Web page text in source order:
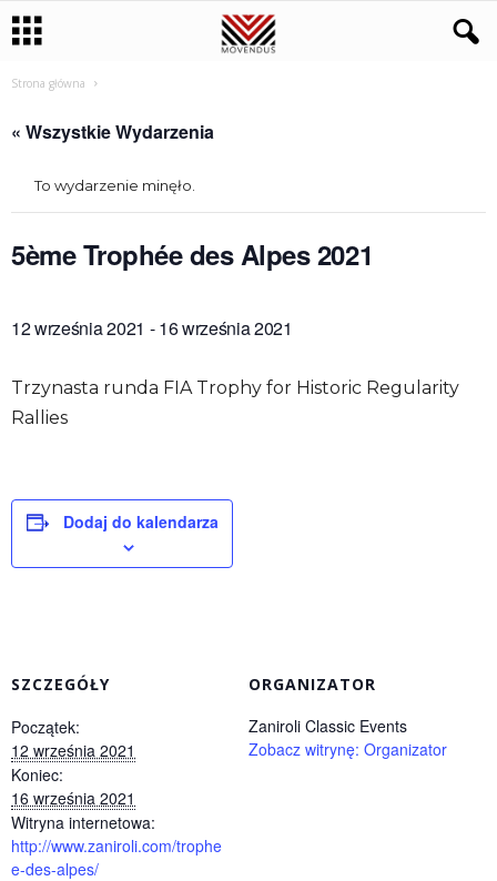
Strona główna
« Wszystkie Wydarzenia
To wydarzenie minęło.
5ème Trophée des Alpes 2021
12 września 2021 -16 września 2021
Trzynasta runda FIA Trophy for Historic Regularity
Rallies
Dodaj do kalendarza
SZCZEGÓŁY
Początek:
12 września 2021
Koniec:
16 września 2021
Witryna internetowa:
http://www.zaniroli.com/trophe
e-des-alpes/
ORGANIZATOR
Zaniroli Classic Events
Zobacz witrynę: Organizator